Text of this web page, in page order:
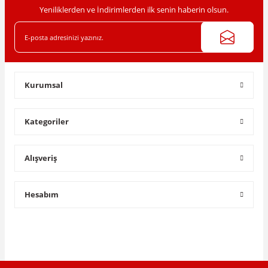
Gönder
Yeniliklerden ve İndirimlerden ilk senin haberin olsun.
Kurumsal
Kategoriler
Alışveriş
Hesabım